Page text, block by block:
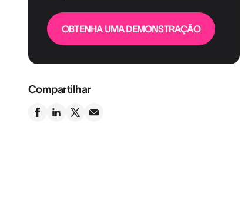
OBTENHA UMA DEMONSTRAÇÃO
Compartilhar